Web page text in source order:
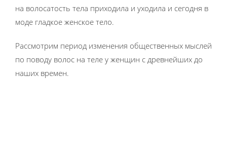
на волосатость тела приходила и уходила и сегодня в
моде гладкое женское тело.
Рассмотрим период изменения общественных мыслей
по поводу волос на теле у женщин с древнейших до
наших времен.